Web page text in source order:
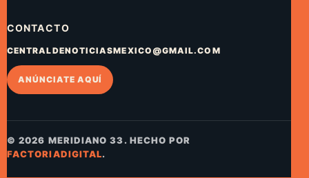
CONTACTO
CENTRALDENOTICIASMEXICO@GMAIL.COM
ANÚNCIATE AQUÍ
© 2026 MERIDIANO 33. HECHO POR
FACTORIADIGITAL.